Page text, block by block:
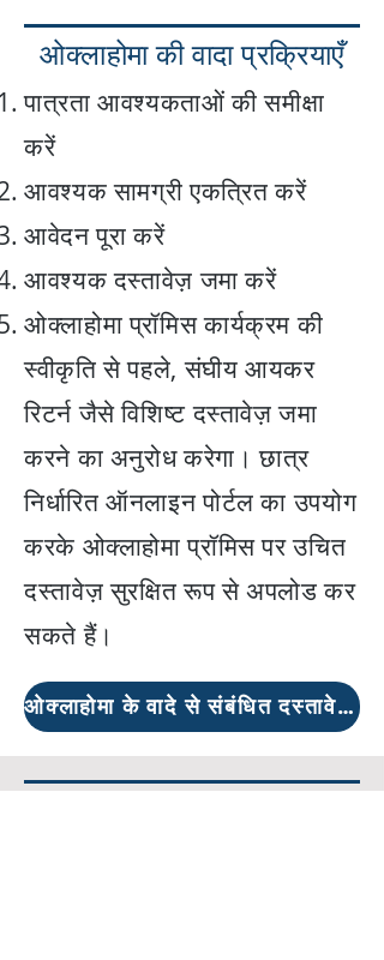
ओक्लाहोमा की वादा प्रक्रियाएँ
पात्रता आवश्यकताओं की समीक्षा
करें
आवश्यक सामग्री एकत्रित करें
आवेदन पूरा करें
आवश्यक दस्तावेज़ जमा करें
ओक्लाहोमा प्रॉमिस कार्यक्रम की
स्वीकृति से पहले, संघीय आयकर
रिटर्न जैसे विशिष्ट दस्तावेज़ जमा
करने का अनुरोध करेगा। छात्र
निर्धारित ऑनलाइन पोर्टल का उपयोग
करके ओक्लाहोमा प्रॉमिस पर उचित
दस्तावेज़ सुरक्षित रूप से अपलोड कर
सकते हैं।
ओक्लाहोमा के वादे से संबंधित दस्तावेज़ अपलोड करें